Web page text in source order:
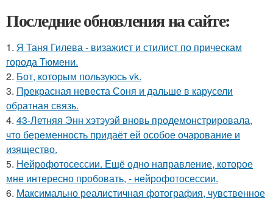
Последние обновления на сайте:
1. Я Таня Гилева - визажист и стилист по прическам
города Тюмени.
2. Бот, которым пользуюсь vk.
3. Прекрасная невеста Соня и дальше в карусели
обратная связь.
4. 43-Летняя Энн хэтэуэй вновь продемонстрировала,
что беременность придаёт ей особое очарование и
изящество.
5. Нейрофотосессии. Ещё одно направление, которое
мне интересно пробовать, - нейрофотосессии.
6. Максимально реалистичная фотография, чувственное